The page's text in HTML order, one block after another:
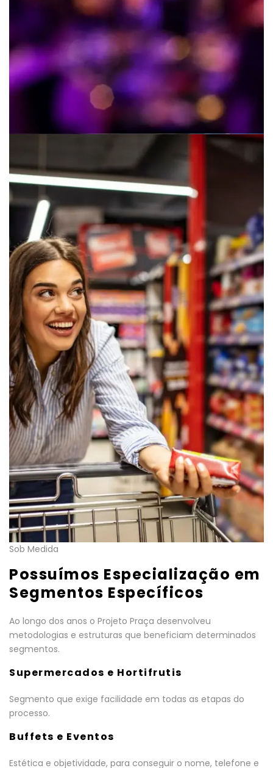
Sob Medida
Possuímos Especialização em
Segmentos Específicos
Ao longo dos anos o Projeto Praça desenvolveu
metodologias e estruturas que beneficiam determinados
segmentos.
Supermercados e Hortifrutis
Segmento que exige facilidade em todas as etapas do
processo.
Buffets e Eventos
Estética e objetividade, para conseguir o nome, telefone e